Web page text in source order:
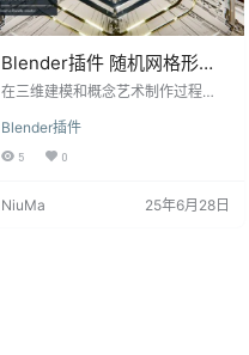
Blender插件 随机网格形状
细节生成 Random Flow
在三维建模和概念艺术制作过程
创意与效果。Random Flow v2.8.5
是一款专为Blender软件设计的随机
网格形状细节生成插件，它允许设
型，并且轻松添加复杂的细节和形
Blender插件
5 0
NiuMa 25年6月28日